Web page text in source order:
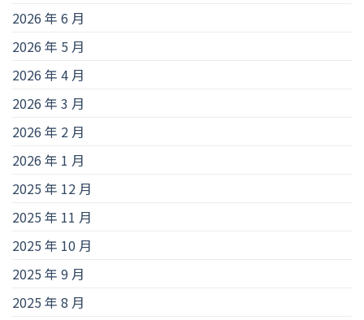
2026 年 6 月
2026 年 5 月
2026 年 4 月
2026 年 3 月
2026 年 2 月
2026 年 1 月
2025 年 12 月
2025 年 11 月
2025 年 10 月
2025 年 9 月
2025 年 8 月